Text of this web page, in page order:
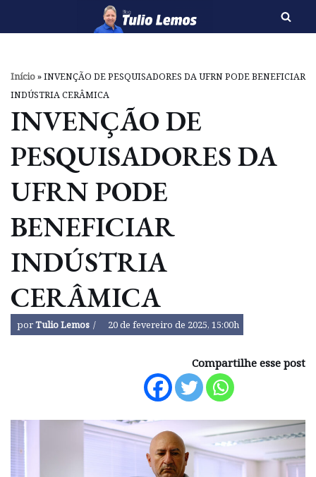
o
conteúdo
Início»INVENÇÃO DE PESQUISADORES DA UFRN PODE BENEFICIAR
INDÚSTRIA CERÂMICA
INVENÇÃO DE
PESQUISADORES DA
UFRN PODE
BENEFICIAR
INDÚSTRIA
CERÂMICA
porTulio Lemos 20 de fevereiro de 2025, 15:00h
Compartilhe esse post